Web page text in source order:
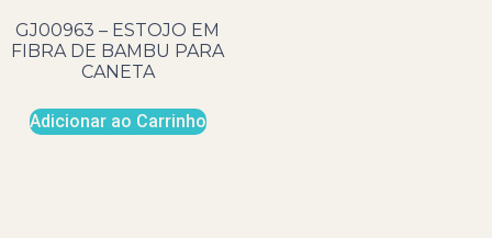
GJ00963 – ESTOJO EM
FIBRA DE BAMBU PARA
CANETA
Adicionar ao Carrinho